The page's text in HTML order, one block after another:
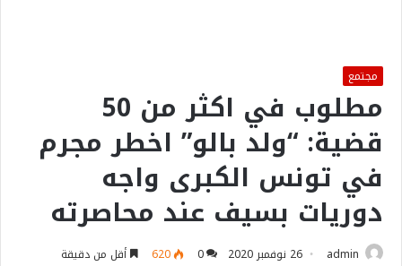
مجتمع
مطلوب في اكثر من 50
قضية: “ولد بالو” اخطر مجرم
في تونس الكبرى واجه
دوريات بسيف عند محاصرته
admin 26 نوفمبر 2020 0
620 أقل من دقيقة